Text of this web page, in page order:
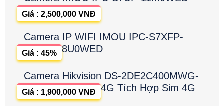
Giá : 2,500,000 VNĐ
Camera IP WIFI IMOU IPC-S7XFP-
8U0WED
Giá : 45%
Camera Hikvision DS-2DE2C400MWG-
4G Tích Hợp Sim 4G
Giá : 1,900,000 VNĐ